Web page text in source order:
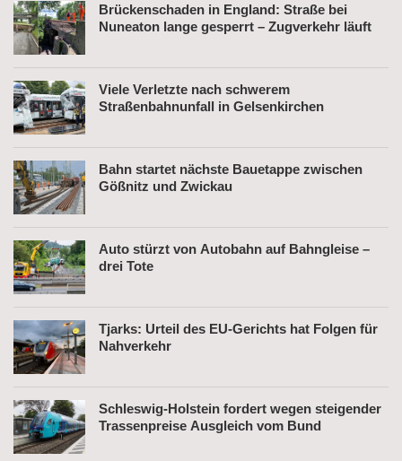
Brückenschaden in England: Straße bei
Nuneaton lange gesperrt – Zugverkehr läuft
Viele Verletzte nach schwerem
Straßenbahnunfall in Gelsenkirchen
Bahn startet nächste Bauetappe zwischen
Gößnitz und Zwickau
Auto stürzt von Autobahn auf Bahngleise –
drei Tote
Tjarks: Urteil des EU-Gerichts hat Folgen für
Nahverkehr
Schleswig-Holstein fordert wegen steigender
Trassenpreise Ausgleich vom Bund